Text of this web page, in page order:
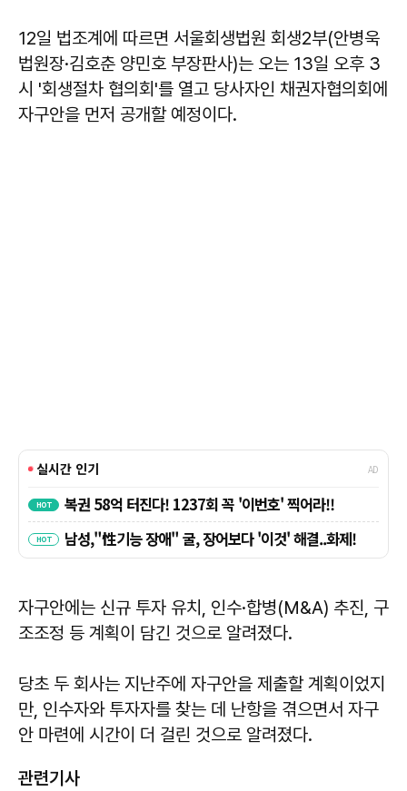
12일 법조계에 따르면 서울회생법원 회생2부(안병욱
법원장·김호춘 양민호 부장판사)는 오는 13일 오후 3
시 '회생절차 협의회'를 열고 당사자인 채권자협의회에
자구안을 먼저 공개할 예정이다.
자구안에는 신규 투자 유치, 인수·합병(M&A) 추진, 구
조조정 등 계획이 담긴 것으로 알려졌다.
당초 두 회사는 지난주에 자구안을 제출할 계획이었지
만, 인수자와 투자자를 찾는 데 난항을 겪으면서 자구
안 마련에 시간이 더 걸린 것으로 알려졌다.
관련기사